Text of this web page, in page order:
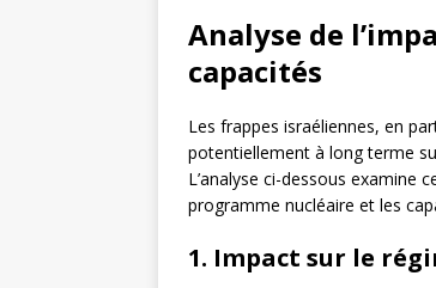
Analyse de
capacités
Les frappes israéliennes, en
potentiellement à long terme
L’analyse ci-dessous examine
programme nucléaire et les
1. Impact sur le